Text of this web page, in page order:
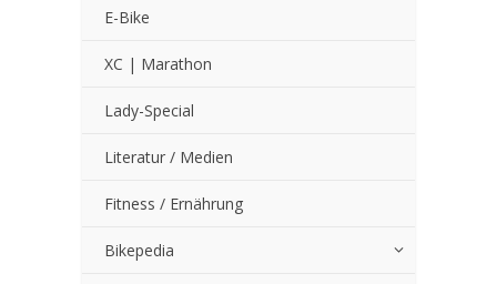
E-Bike
XC | Marathon
Lady-Special
Literatur / Medien
Fitness / Ernährung
Bikepedia